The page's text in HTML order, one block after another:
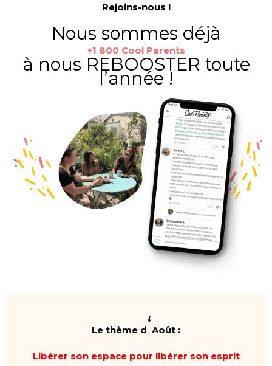
Rejoins-nous !
Nous sommes déjà
+1 800 Cool Parents
à nous REBOOSTER toute
l’année !
Le thème d‘Août :
Libérer son espace pour libérer son esprit